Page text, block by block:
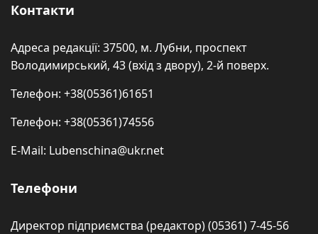
Контакти
Адреса редакції: 37500, м. Лубни, проспект
Володимирський, 43 (вхід з двору), 2-й поверх.
Телефон: +38(05361)61651
Телефон: +38(05361)74556
E-Mail: Lubenschina@ukr.net
Телефони
Директор підприємства (редактор) (05361) 7-45-56